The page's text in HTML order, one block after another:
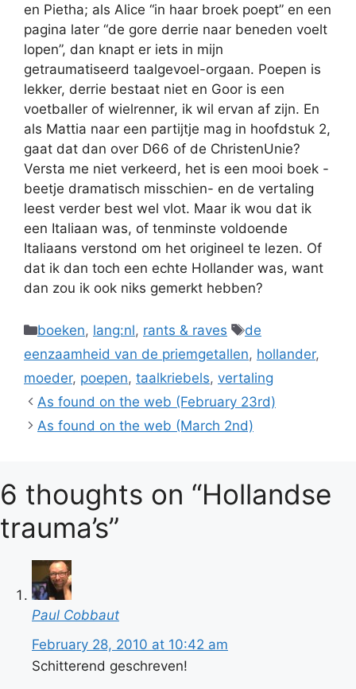
en Pietha; als Alice “in haar broek poept” en een
pagina later “de gore derrie naar beneden voelt
lopen”, dan knapt er iets in mijn
getraumatiseerd taalgevoel-orgaan. Poepen is
lekker, derrie bestaat niet en Goor is een
voetballer of wielrenner, ik wil ervan af zijn. En
als Mattia naar een partijtje mag in hoofdstuk 2,
gaat dat dan over D66 of de ChristenUnie?
Versta me niet verkeerd, het is een mooi boek -
beetje dramatisch misschien- en de vertaling
leest verder best wel vlot. Maar ik wou dat ik
een Italiaan was, of tenminste voldoende
Italiaans verstond om het origineel te lezen. Of
dat ik dan toch een echte Hollander was, want
dan zou ik ook niks gemerkt hebben?
Categories
boeken, lang:nl, rants & raves Tags
de
eenzaamheid van de priemgetallen, hollander,
moeder, poepen, taalkriebels, vertaling
As found on the web (February 23rd)
As found on the web (March 2nd)
6 thoughts on “Hollandse
trauma’s”
Paul Cobbaut
February 28, 2010 at 10:42 am
Schitterend geschreven!